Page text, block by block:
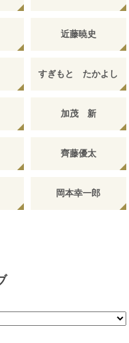
近藤暁史
すぎもと たかよし
加茂 新
齊藤優太
岡本幸一郎